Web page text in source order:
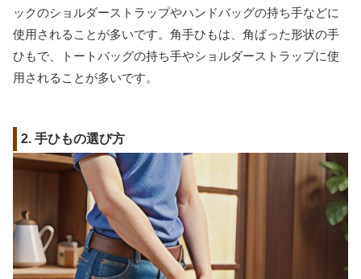
ックのショルダーストラップやハンドバッグの持ち手などに
使用されることが多いです。角手ひもは、角ばった形状の手
ひもで、トートバッグの持ち手やショルダーストラップに使
用されることが多いです。
2. 手ひもの選び方